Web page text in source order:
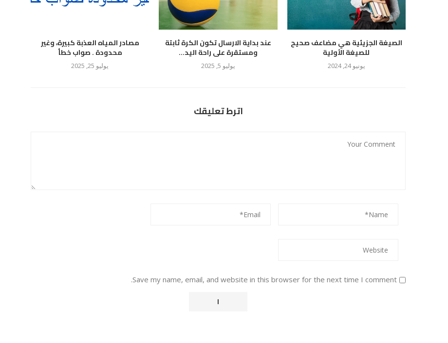
مصادر المياه العذبة كبيرة، وغير
محدودة . صواب خطأ
يوليو 25, 2025
عند بداية الارسال تكون الكرة ثابتة
ومستقرة على راحة اليد...
يوليو 5, 2025
الصيغة الجزيئية هي مضاعف صحيح
للصيغة الأولية
يونيو 24, 2024
اترط تعليقك
Save my name, email, and website in this browser for the next time I comment.